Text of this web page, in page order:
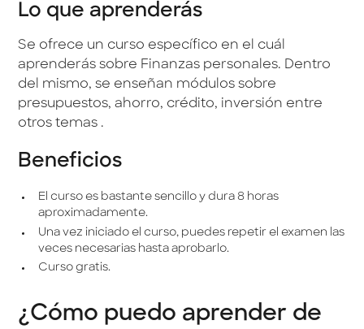
Lo que aprenderás
Se ofrece un curso específico en el cuál
aprenderás sobre Finanzas personales. Dentro
del mismo, se enseñan módulos sobre
presupuestos, ahorro, crédito, inversión entre
otros temas .
Beneficios
El curso es bastante sencillo y dura 8 horas
aproximadamente.
Una vez iniciado el curso, puedes repetir el examen las
veces necesarias hasta aprobarlo.
Curso gratis.
¿Cómo puedo aprender de